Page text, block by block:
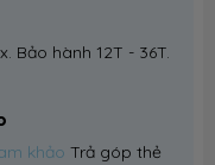
Bảo hành 12T - 36T.
khảoTrả góp thẻ